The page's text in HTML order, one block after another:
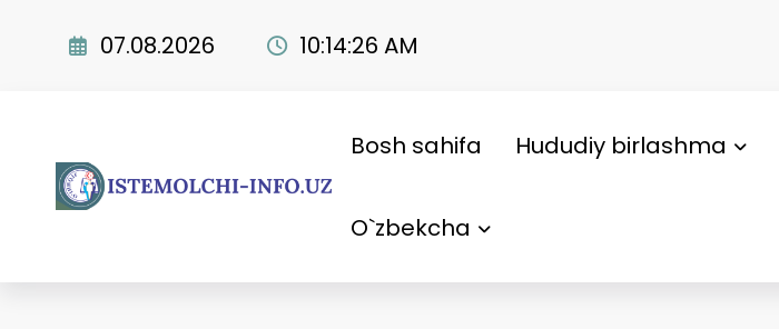
07.08.2026 10:14:27 AM
Bosh sahifa Hududiy birlashma
O`zbekcha